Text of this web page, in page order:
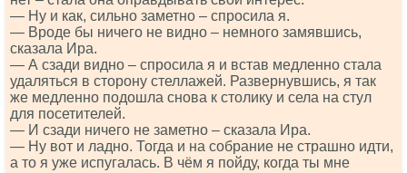
— Ну и как, сильно заметно – спросила я.
— Вроде бы ничего не видно – немного замявшись,
сказала Ира.
— А сзади видно – спросила я и встав медленно стала
удаляться в сторону стеллажей. Развернувшись, я так
же медленно подошла снова к столику и села на стул
для посетителей.
— И сзади ничего не заметно – сказала Ира.
— Ну вот и ладно. Тогда и на собрание не страшно идти,
а то я уже испугалась. В чём я пойду, когда ты мне